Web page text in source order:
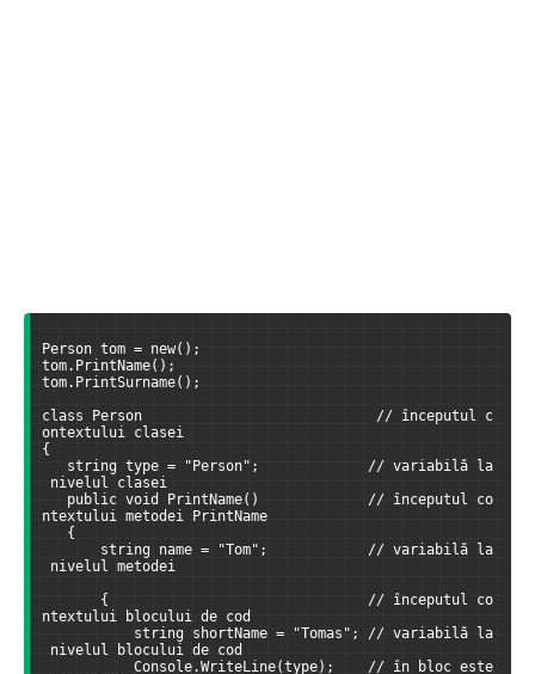
Person tom = new();
tom.PrintName();
tom.PrintSurname();
class Person                            // începutul c
ontextului clasei
{
string type = "Person";             // variabilă la
nivelul clasei
public void PrintName()             // începutul co
ntextului metodei PrintName
{
string name = "Tom";            // variabilă la
nivelul metodei
{                               // începutul co
ntextului blocului de cod
string shortName = "Tomas"; // variabilă la
nivelul blocului de cod
Console.WriteLine(type);    // în bloc este